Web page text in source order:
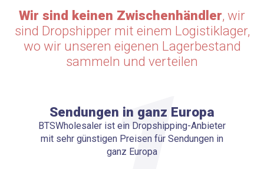
Wir sind keinen Zwischenhändler, wir
sind Dropshipper mit einem Logistiklager,
wo wir unseren eigenen Lagerbestand
sammeln und verteilen
Sendungen in ganz Europa
BTSWholesaler ist ein Dropshipping-Anbieter
mit sehr günstigen Preisen für Sendungen in
ganz Europa